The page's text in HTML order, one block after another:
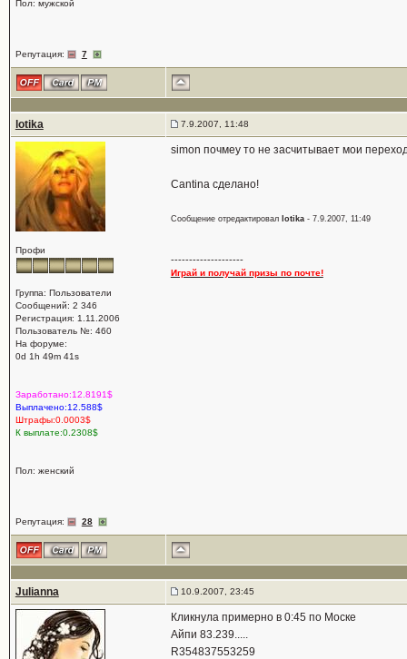
Пол: мужской
Репутация: 7
lotika 7.9.2007, 11:48
Профи
Группа: Пользователи
Сообщений: 2 346
Регистрация: 1.11.2006
Пользователь №: 460
На форуме:
0d 1h 49m 41s
Заработано:12.8191$
Выплачено:12.588$
Штрафы:0.0003$
К выплате:0.2308$
Пол: женский
Репутация: 28
simon почмеу то не засчитывает мои
Cantina сделано!
Сообщение отредактировал lotika- 7.9.2007, 11:49
--------------------
Играй и получай призы по почте!
Julianna 10.9.2007, 23:45
Кликнула примерно в 0:45 по Моске
Айпи 83.239.....
R354837553259